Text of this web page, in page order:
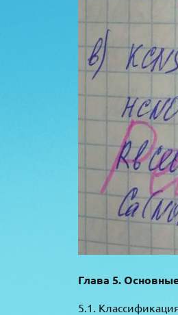
Глава 5.
5.1.